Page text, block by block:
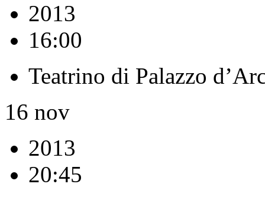
2013
16:00
Teatrino di Palazzo
16 nov
2013
20:45